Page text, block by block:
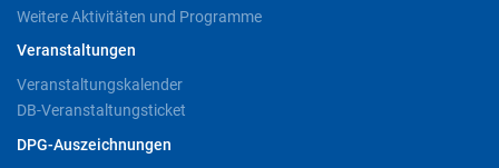
Weitere Aktivitäten und Programme
Veranstaltungen
Veranstaltungskalender
DB-Veranstaltungsticket
DPG-Auszeichnungen